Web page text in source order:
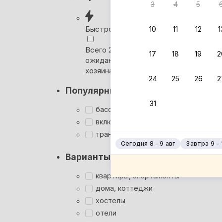
3 4 5
10 11 12
17 18 19
24 25 26
31
Сегодня 8 - 9 авг Завтра 9 -
Быстрое бронирование
Всего 2 минуты, без
ожидания ответа от
хозяина
Популярные фильтры
бассейн
включён завтрак
трансфер
Варианты размещения
квартиры, апартаменты
дома, коттеджи
хостелы
отели
Вернём